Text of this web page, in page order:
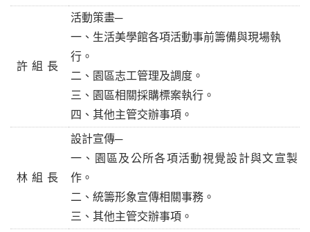
許組長
活動策畫─
一、生活美學館各項活動事前籌備與現場執
行。
二、園區志工管理及調度。
三、園區相關採購標案執行。
四、其他主管交辦事項。
林組長
設計宣傳─
一、園區及公所各項活動視覺設計與文宣製
作。
二、統籌形象宣傳相關事務。
三、其他主管交辦事項。